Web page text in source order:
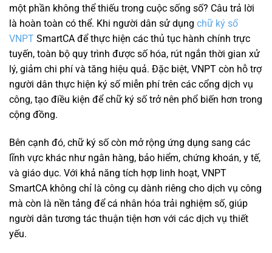
một phần không thể thiếu trong cuộc sống số? Câu trả lời
là hoàn toàn có thể. Khi người dân sử dụng chữ ký số
VNPT SmartCA để thực hiện các thủ tục hành chính trực
tuyến, toàn bộ quy trình được số hóa, rút ngắn thời gian xử
lý, giảm chi phí và tăng hiệu quả. Đặc biệt, VNPT còn hỗ trợ
người dân thực hiện ký số miễn phí trên các cổng dịch vụ
công, tạo điều kiện để chữ ký số trở nên phổ biến hơn trong
cộng đồng.
Bên cạnh đó, chữ ký số còn mở rộng ứng dụng sang các
lĩnh vực khác như ngân hàng, bảo hiểm, chứng khoán, y tế,
và giáo dục. Với khả năng tích hợp linh hoạt, VNPT
SmartCA không chỉ là công cụ dành riêng cho dịch vụ công
mà còn là nền tảng để cá nhân hóa trải nghiệm số, giúp
người dân tương tác thuận tiện hơn với các dịch vụ thiết
yếu.